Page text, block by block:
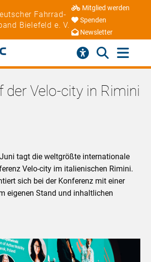
Fahrrad-
Bielefeld e. V.
Mitglied werden
Spenden
Newsletter
der Velo-city in Rimini
tagt die weltgrößte internationale
Velo-city im italienischen Rimini.
sich bei der Konferenz mit einer
eigenen Stand und inhaltlichen